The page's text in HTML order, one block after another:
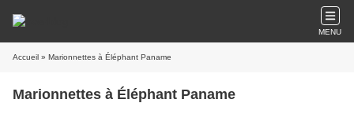
MENU
Accueil » Marionnettes à Éléphant Paname
Marionnettes à Éléphant Paname